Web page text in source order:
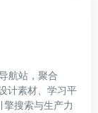
航站，聚合
计素材、学习平
搜索与生产力